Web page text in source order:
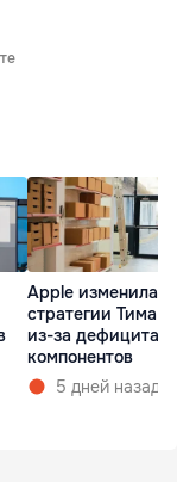
Apple изменила
стратегии Тима
из-за дефицита
компонентов
5 дней назад